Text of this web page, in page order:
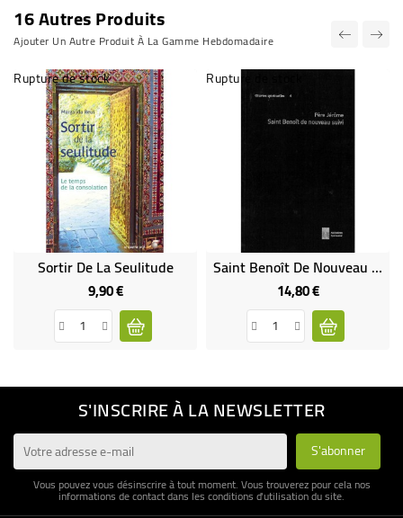
16 Autres Produits
Ajouter Un Autre Produit À La Gamme Hebdomadaire
Rupture de stock
Sortir De La Seulitude
9,90 €Prix
Rupture de stock
Saint Benoît De Nouveau Suivi (Occasion)
14,80 €Prix
S'INSCRIRE À LA NEWSLETTER
Vous pouvez vous désinscrire à tout moment. Vous trouverez pour cela nos
informations de contact dans les conditions d'utilisation du site.